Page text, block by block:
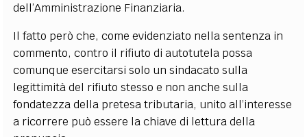
dell’Amministrazione Finanziaria.
Il fatto però che, come evidenziato nella sentenza in
commento, contro il rifiuto di autotutela possa
comunque esercitarsi solo un sindacato sulla
legittimità del rifiuto stesso e non anche sulla
fondatezza della pretesa tributaria, unito all’interesse
a ricorrere può essere la chiave di lettura della